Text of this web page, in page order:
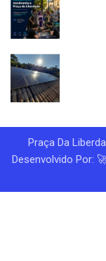
Praça Da
Desenvolvido Por: